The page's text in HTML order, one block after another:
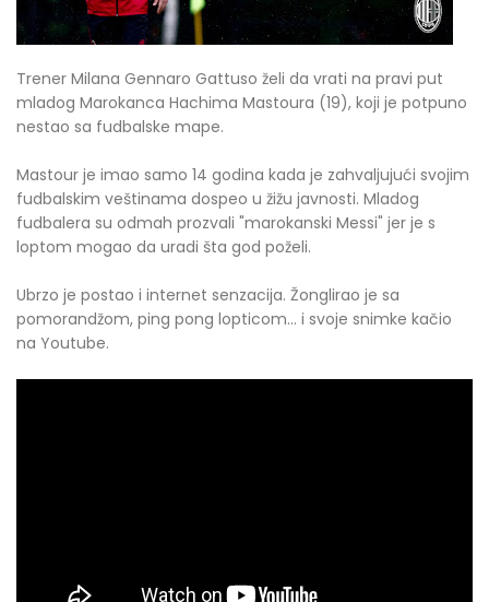
Trener Milana Gennaro Gattuso želi da vrati na pravi put
mladog Marokanca Hachima Mastoura (19), koji je potpuno
nestao sa fudbalske mape.
Mastour je imao samo 14 godina kada je zahvaljujući svojim
fudbalskim veštinama dospeo u žižu javnosti. Mladog
fudbalera su odmah prozvali "marokanski Messi" jer je s
loptom mogao da uradi šta god poželi.
Ubrzo je postao i internet senzacija. Žonglirao je sa
pomorandžom, ping pong lopticom... i svoje snimke kačio
na Youtube.